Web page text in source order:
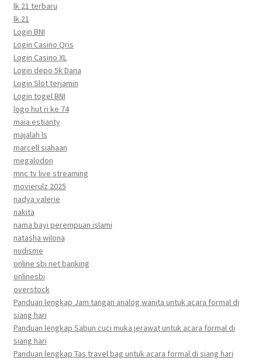
lk 21 terbaru
lk.21
Login BNI
Login Casino Qris
Login Casino XL
Login depo 5k Dana
Login Slot terjamin
Login togel BNI
logo hut ri ke 74
maia estianty
majalah ls
marcell siahaan
megalodon
mnc tv live streaming
movierulz 2025
nadya valerie
nakita
nama bayi perempuan islami
natasha wilona
nudisme
online sbi net banking
onlinesbi
overstock
Panduan lengkap Jam tangan analog wanita untuk acara formal di
siang hari
Panduan lengkap Sabun cuci muka jerawat untuk acara formal di
siang hari
Panduan lengkap Tas travel bag untuk acara formal di siang hari